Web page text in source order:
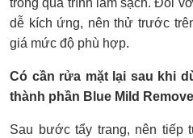
trong quá trình làm sạch. Đối
dễ kích ứng, nên thử trước
giá mức độ phù hợp.
Có cần rửa mặt lại sau khi
thành phần Blue Mild
Sau bước tẩy trang, nên tiếp